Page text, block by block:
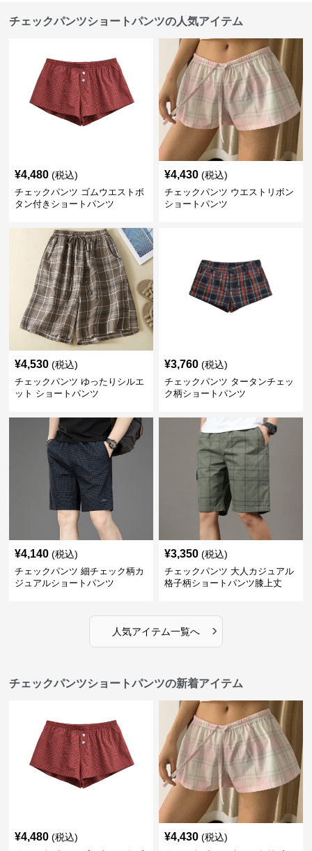
チェックパンツショートパンツの人気アイテム
¥4,480 (税込)
チェックパンツ ゴムウエストボ
タン付きショートパンツ
¥4,430 (税込)
チェックパンツ ウエストリボン
ショートパンツ
¥4,530 (税込)
チェックパンツ ゆったりシルエ
ット ショートパンツ
¥3,760 (税込)
チェックパンツ タータンチェッ
ク柄ショートパンツ
¥4,140 (税込)
チェックパンツ 細チェック柄カ
ジュアルショートパンツ
¥3,350 (税込)
チェックパンツ 大人カジュアル
格子柄ショートパンツ膝上丈
人気アイテム一覧へ ›
チェックパンツショートパンツの新着アイテム
¥4,480 (税込) ¥4,430 (税込)